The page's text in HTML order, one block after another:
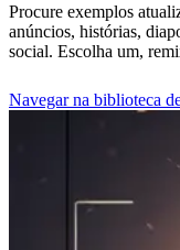
Procure exemplos
anúncios, histórias,
social. Escolha um,
Navegar na biblioteca